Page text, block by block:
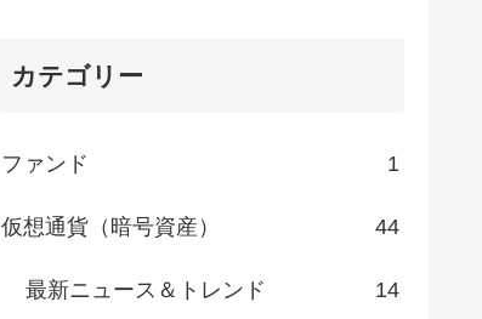
カテゴリー
ファンド 1
仮想通貨（暗号資産） 44
最新ニュース＆トレンド 14